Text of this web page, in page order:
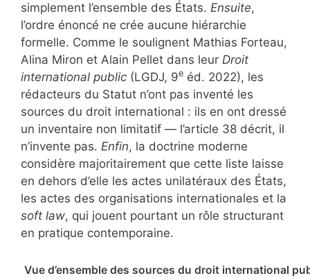
simplement l’ensemble des États. Ensuite,
l’ordre énoncé ne crée aucune hiérarchie
formelle. Comme le soulignent Mathias Forteau,
Alina Miron et Alain Pellet dans leur Droit
international public (LGDJ, 9e éd. 2022), les
rédacteurs du Statut n’ont pas inventé les
sources du droit international : ils en ont dressé
un inventaire non limitatif — l’article 38 décrit, il
n’invente pas. Enfin, la doctrine moderne
considère majoritairement que cette liste laisse
en dehors d’elle les actes unilatéraux des États,
les actes des organisations internationales et la
soft law, qui jouent pourtant un rôle structurant
en pratique contemporaine.
Vue d’ensemble des sources du droit international